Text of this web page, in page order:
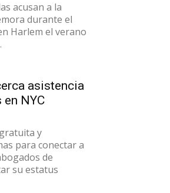
acusan a la
durante el
Harlem el verano
asistencia
NYC
y
para conectar a
de
su estatus